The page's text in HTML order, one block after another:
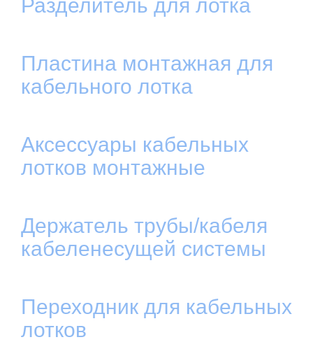
Разделитель для лотка
Пластина монтажная для
кабельного лотка
Аксессуары кабельных
лотков монтажные
Держатель трубы/кабеля
кабеленесущей системы
Переходник для кабельных
лотков